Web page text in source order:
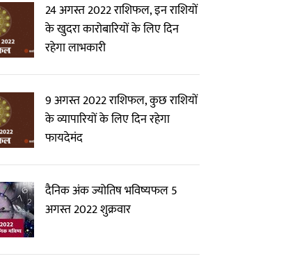
24 अगस्त 2022 राशिफल, इन राशियों
के खुदरा कारोबारियों के लिए दिन
रहेगा लाभकारी
9 अगस्त 2022 राशिफल, कुछ राशियों
के व्यापारियों के लिए दिन रहेगा
फायदेमंद
दैनिक अंक ज्योतिष भविष्यफल 5
अगस्त 2022 शुक्रवार